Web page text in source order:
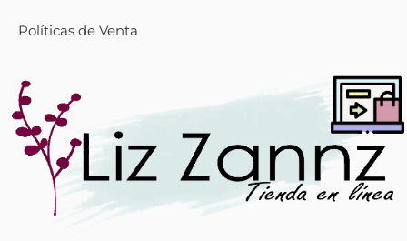
Políticas de Venta